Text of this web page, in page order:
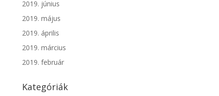
2019. június
2019. május
2019. április
2019. március
2019. február
Kategóriák